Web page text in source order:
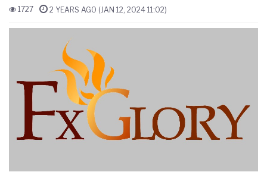
1727 2 YEARS AGO (JAN 12, 2024 11:02)